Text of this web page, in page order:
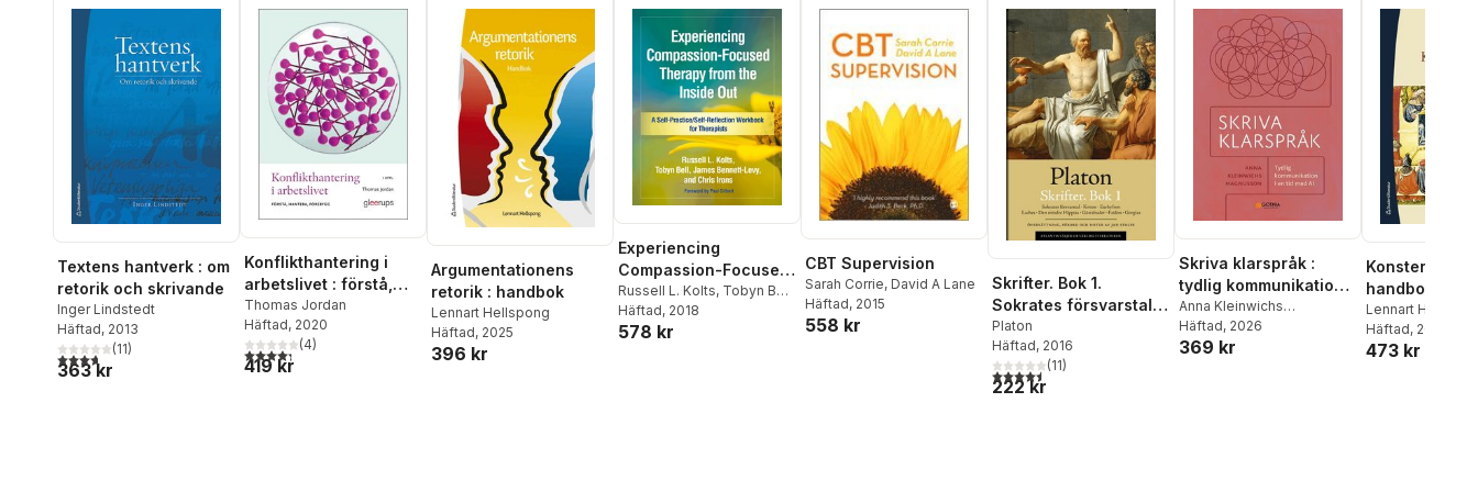
Textens hantverk : om
retorik och skrivande
Inger Lindstedt
Häftad, 2013
3,7utav 5 stjärnor. Totalt antal röster:
(11)
363 kr
Konflikthantering i
arbetslivet : förstå,
hantera, förebygg
Thomas Jordan
Häftad, 2020
4,3utav 5 stjärnor. Totalt antal röster:
(4)
419 kr
Argumentationens
retorik : handbok
Lennart Hellspong
Häftad, 2025
396 kr
Experiencing
Compassion-Focused
Therapy from the
Inside Out
Russell L. Kolts, Tobyn Bell
James Bennett-Levy
Irons
Häftad, 2018
578 kr
CBT Supervision
Sarah Corrie, David A Lane
Häftad, 2015
558 kr
Skrifter. Bok 1.
Sokrates försvarstal ;
Kriton ; Euthyfron ;
Laches ; Gästabudet ;
Faidon ; Gorgias
Platon
Häftad, 2016
4,5utav 5 stjärnor. Totalt antal röster:
(11)
222 kr
Skriva klarspråk :
tydlig kommunikation i
en tid med AI
Anna Kleinwichs
Magnusson
Häftad, 2026
369 kr
Konsten att
handbok i
retorik
Lennart
Häftad, 2026
473 kr